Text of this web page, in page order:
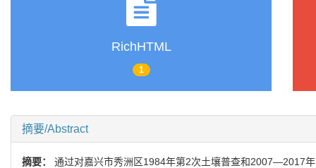
RichHTML
1
摘要/Abstract
摘要： 通过对嘉兴市秀洲区1984年第2次土壤普查和2007—2017